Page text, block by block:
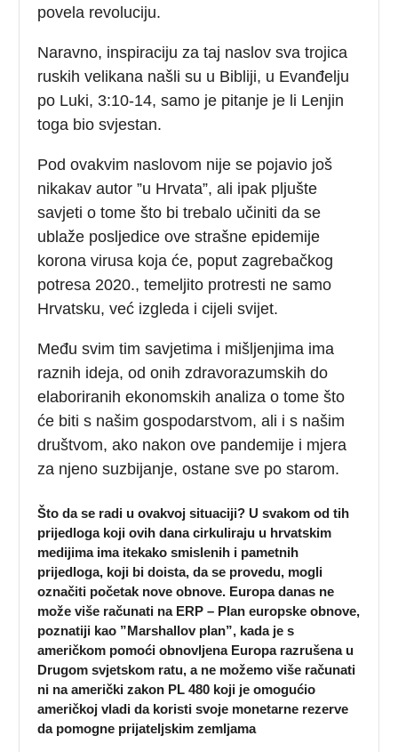
povela revoluciju.
Naravno, inspiraciju za taj naslov sva trojica
ruskih velikana našli su u Bibliji, u Evanđelju
po Luki, 3:10-14, samo je pitanje je li Lenjin
toga bio svjestan.
Pod ovakvim naslovom nije se pojavio još
nikakav autor ”u Hrvata”, ali ipak pljušte
savjeti o tome što bi trebalo učiniti da se
ublaže posljedice ove strašne epidemije
korona virusa koja će, poput zagrebačkog
potresa 2020., temeljito protresti ne samo
Hrvatsku, već izgleda i cijeli svijet.
Među svim tim savjetima i mišljenjima ima
raznih ideja, od onih zdravorazumskih do
elaboriranih ekonomskih analiza o tome što
će biti s našim gospodarstvom, ali i s našim
društvom, ako nakon ove pandemije i mjera
za njeno suzbijanje, ostane sve po starom.
Što da se radi u ovakvoj situaciji? U svakom od tih
prijedloga koji ovih dana cirkuliraju u hrvatskim
medijima ima itekako smislenih i pametnih
prijedloga, koji bi doista, da se provedu, mogli
označiti početak nove obnove. Europa danas ne
može više računati na ERP – Plan europske obnove,
poznatiji kao ”Marshallov plan”, kada je s
američkom pomoći obnovljena Europa razrušena u
Drugom svjetskom ratu, a ne možemo više računati
ni na američki zakon PL 480 koji je omogućio
američkoj vladi da koristi svoje monetarne rezerve
da pomogne prijateljskim zemljama